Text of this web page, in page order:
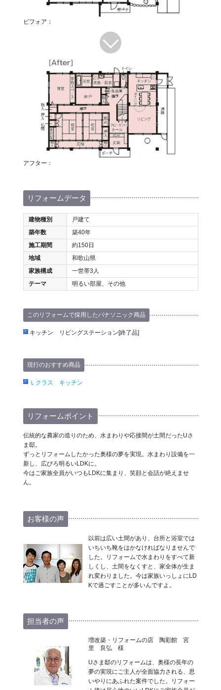
ビフォア：
アフター：
リフォームデータ
建物種別
戸建て
築年数
築40年
施工期間
約150日
地域
和歌山県
家族構成
一世帯3人
テーマ
明るい部屋、その他
このリフォームで採用したパナソニック商品
キッチン リビングステーション[終了品]
現行のおすすめ商品
Ｌクラス キッチン
リフォームポイント
伝統的な農家の造りのため、水まわりや応接間が土間だったUさ
ま邸。
ずっとリフォームしたかった奥様の夢を実現。水まわり設備を一
新し、広びろ明るいLDKに。
今はご家族全員がいつもLDKに集まり、笑顔と会話が絶えませ
ん。
お客様の声
以前は広い土間があり、台所と浴室では
いちいち靴をはかなければなりませんで
した。リフォームで水まわりをすべて新
しくし、土間をなくすと、家全体が生ま
れ変わりました。今は家族いっしょにLD
Kで過ごすことが多いんですよ。
担当者の声
増改築・リフォームの店 陶彩館 宮
里 良弘 様
Uさま邸のリフォームは、奥様の長年の
夢の実現にご主人が全面協力される、思
いやりにあふれた案件でした。リフォー